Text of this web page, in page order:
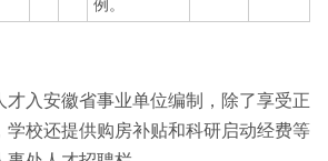
例。
才入安徽省事业单位编制，除了享受正
学校还提供购房补贴和科研启动经费等